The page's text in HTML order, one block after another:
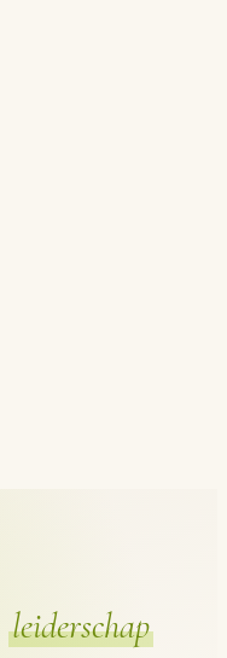
leiderschap